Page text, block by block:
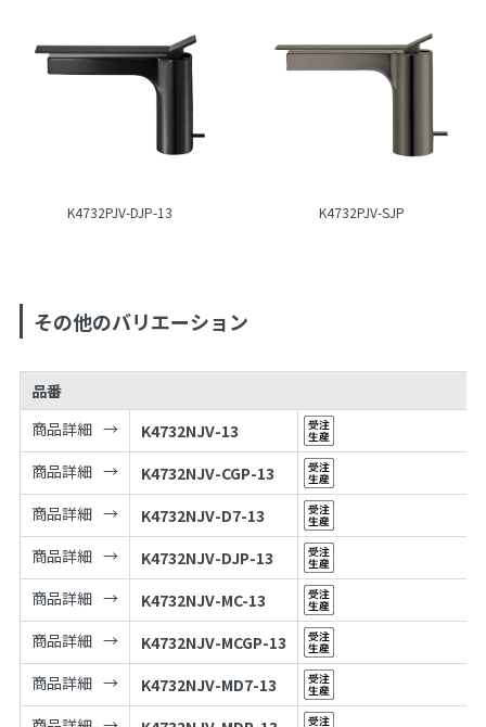
K4732PJV-DJP-13 K4732PJV-SJP
その他のバリエーション
品番
商品詳細
K4732NJV-13
商品詳細
K4732NJV-CGP-13
商品詳細
K4732NJV-D7-13
商品詳細
K4732NJV-DJP-13
商品詳細
K4732NJV-MC-13
商品詳細
K4732NJV-MCGP-13
商品詳細
K4732NJV-MD7-13